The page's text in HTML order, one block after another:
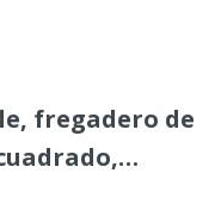
fregadero de